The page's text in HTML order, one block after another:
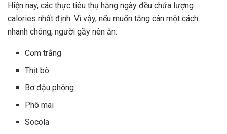
Hiện nay, các thực tiêu thụ hằng ngày đều chứa lượng
calories nhất định. Vì vậy, nếu muốn tăng cân một cách
nhanh chóng, người gầy nên ăn:
Cơm trắng
Thịt bò
Bơ đậu phộng
Phô mai
Socola